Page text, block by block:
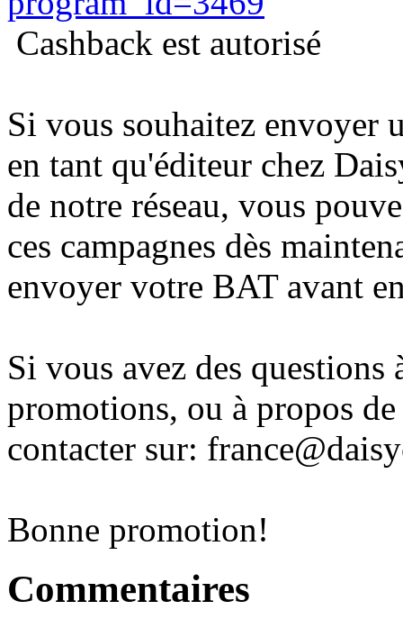
Cashback est autorisé
Si vous souhaitez envoyer
en tant qu'éditeur chez
de notre réseau, vous
ces campagnes dès
envoyer votre BAT avant
Si vous avez des questions
promotions, ou à propos
contacter sur:
Bonne promotion!
Commentaires